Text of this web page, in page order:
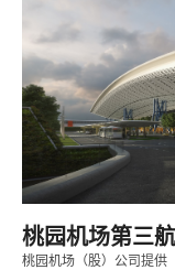
桃园机场第三
桃园机场（股）公司提供